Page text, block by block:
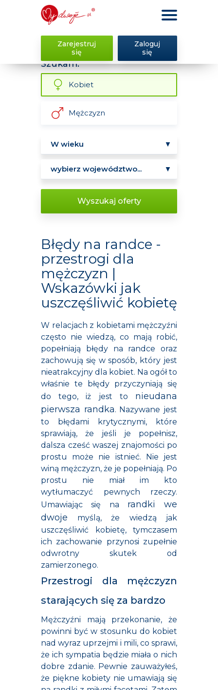
Zarejestruj
się
Zaloguj
się
Szukam:
Kobiet
Mężczyzn
Wyszukaj oferty
Błędy na randce -
przestrogi dla
mężczyzn |
Wskazówki jak
uszczęśliwić kobietę
W relacjach z kobietami mężczyźni
często nie wiedzą, co mają robić,
popełniają błędy na randce oraz
zachowują się w sposób, który jest
nieatrakcyjny dla kobiet. Na ogół to
właśnie te błędy przyczyniają się
do tego, iż jest to nieudana
pierwsza randka. Nazywane jest
to błędami krytycznymi, które
sprawiają, że jeśli je popełnisz,
dalsza cześć waszej znajomości po
prostu może nie istnieć. Nie jest
winą mężczyzn, że je popełniają. Po
prostu nie miał im kto
wytłumaczyć pewnych rzeczy.
Umawiając się na randki we
dwoje myślą, że wiedzą jak
uszczęśliwić kobietę, tymczasem
ich zachowanie przynosi zupełnie
odwrotny skutek od
zamierzonego.
Przestrogi dla mężczyzn
starających się za bardzo
Mężczyźni mają przekonanie, że
powinni być w stosunku do kobiet
nad wyraz uprzejmi i mili, co sprawi,
że ich sympatia będzie miała o nich
dobre zdanie. Pewnie zauważyłeś,
że piękne kobiety nie umawiają się